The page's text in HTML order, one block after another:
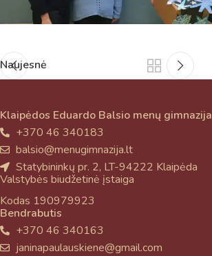
Naujesnė
Klaipėdos Eduardo Balsio menų gimnazija
+370 46 340183
balsio@menugimnazija.lt
Statybininkų pr. 2, LT-94222 Klaipėda
Valstybės biudžetinė įstaiga
Kodas 190979923
Bendrabutis
+370 46 340163
janinapaulauskiene@gmail.com